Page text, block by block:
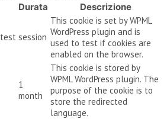
Durata Descrizione
session
This cookie is set by WPML
WordPress plugin and is
used to test if cookies are
enabled on the browser.
1
month
This cookie is stored by
WPML WordPress plugin. The
purpose of the cookie is to
store the redirected
language.